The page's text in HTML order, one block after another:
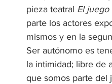
pieza teatral El
parte los actores
mismos y en la
Ser autónomo es
la intimidad; libre de
que somos parte del